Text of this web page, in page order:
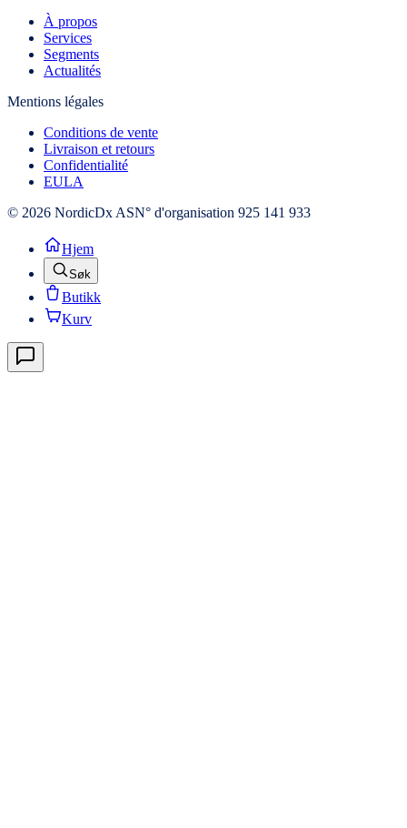
À propos
Services
Segments
Actualités
Mentions légales
Conditions de vente
Livraison et retours
Confidentialité
EULA
© 2026 NordicDx ASN° d'organisation 925 141 933
Hjem
Søk
Butikk
Kurv